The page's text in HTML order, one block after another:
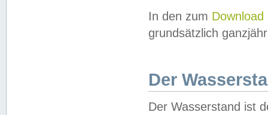
In den zum Download
grundsätzlich
Der
Der Wasserstand ist